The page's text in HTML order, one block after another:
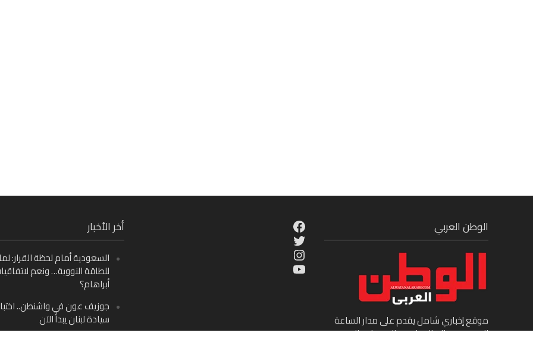
أخر الأخبار
السعودية أمام لحظة القرار:
للطاقة النووية… ونعم
أبراهام؟
جوزيف عون في واشنطن..
سيادة لبنان يبدأ الآن
Facebook
Twitter
Instagram
YouTube
الوطن العربي
موقع إخباري شامل يقدم على مدار الساعة
الجديد في عالم السياسة والاقتصاد والفن